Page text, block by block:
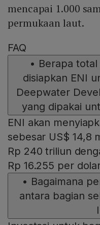
mencapai 1.000
permukaan laut.
FAQ
• Berapa
disiapkan ENI
Deepwater
yang dipakai
ENI akan
sebesar US$ 14,8
Rp 240 triliun
Rp 16.255 per
• Bagaimana
antara bagian